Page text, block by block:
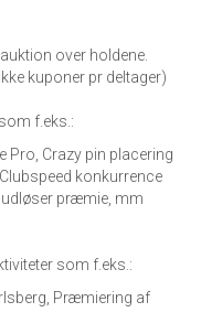
over holdene.
kuponer pr deltager)
f.eks.:
Pro, Crazy pin placering
konkurrence
præmie, mm
som f.eks.:
Præmiering af